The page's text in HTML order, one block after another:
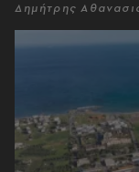
Δημήτρης